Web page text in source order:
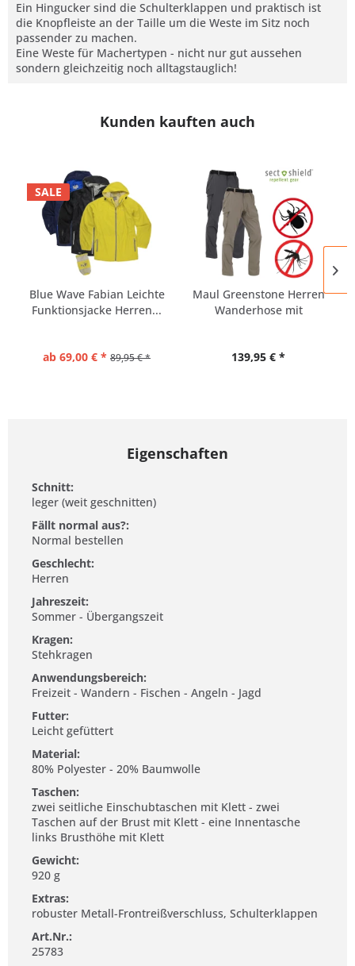
Ein Hingucker sind die Schulterklappen und praktisch ist
die Knopfleiste an der Taille um die Weste im Sitz noch
passender zu machen.
Eine Weste für Machertypen - nicht nur gut aussehen
sondern gleichzeitig noch alltagstauglich!
Kunden kauften auch
SALE
Blue Wave Fabian Leichte
Funktionsjacke Herren...
ab 69,00 € * 89,95 € *
Maul Greenstone Herren
Wanderhose mit
139,95 € *
Eigenschaften
Schnitt:
leger (weit geschnitten)
Fällt normal aus?:
Normal bestellen
Geschlecht:
Herren
Jahreszeit:
Sommer - Übergangszeit
Kragen:
Stehkragen
Anwendungsbereich:
Freizeit - Wandern - Fischen - Angeln - Jagd
Futter:
Leicht gefüttert
Material:
80% Polyester - 20% Baumwolle
Taschen:
zwei seitliche Einschubtaschen mit Klett - zwei
Taschen auf der Brust mit Klett - eine Innentasche
links Brusthöhe mit Klett
Gewicht:
920 g
Extras:
robuster Metall-Frontreißverschluss, Schulterklappen
Art.Nr.:
25783